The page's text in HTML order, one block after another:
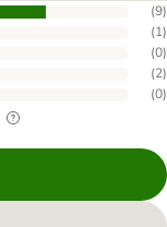
(9)
(1)
(0)
(2)
(0)